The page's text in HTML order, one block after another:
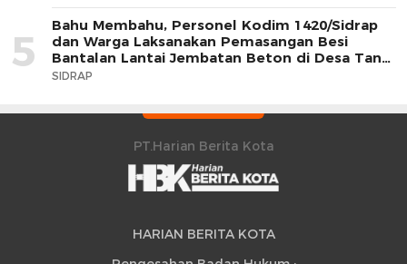
5
Bahu Membahu, Personel Kodim 1420/Sidrap
dan Warga Laksanakan Pemasangan Besi
Bantalan Lantai Jembatan Beton di Desa Tana
Toro
SIDRAP
PT.Harian Berita Kota
HARIAN BERITA KOTA